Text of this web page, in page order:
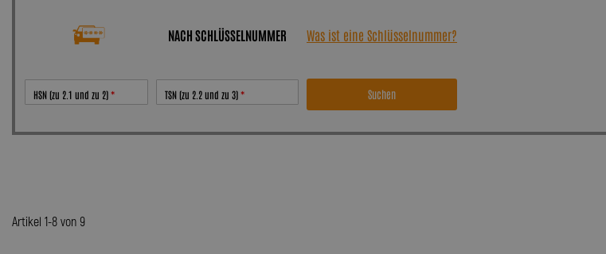
NACH SCHLÜSSELNUMMER Was ist eine Schlüsselnummer?
HSN (zu 2.1 und zu 2) TSN (zu 2.2 und zu 3) Suchen
Artikel 1-8 von 9